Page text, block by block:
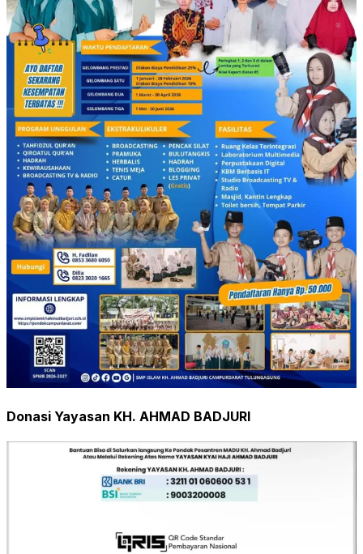
Donasi Yayasan KH. AHMAD BADJURI